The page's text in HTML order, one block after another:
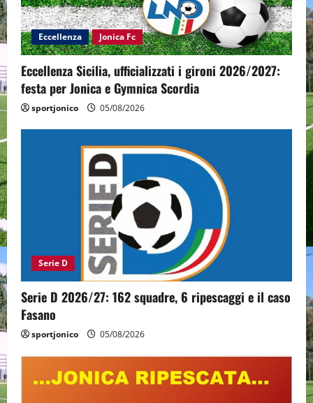
Eccellenza Jonica Fc
Eccellenza Sicilia, ufficializzati i gironi 2026/2027:
festa per Jonica e Gymnica Scordia
sportjonico 05/08/2026
Serie D
Serie D 2026/27: 162 squadre, 6 ripescaggi e il caso
Fasano
sportjonico 05/08/2026